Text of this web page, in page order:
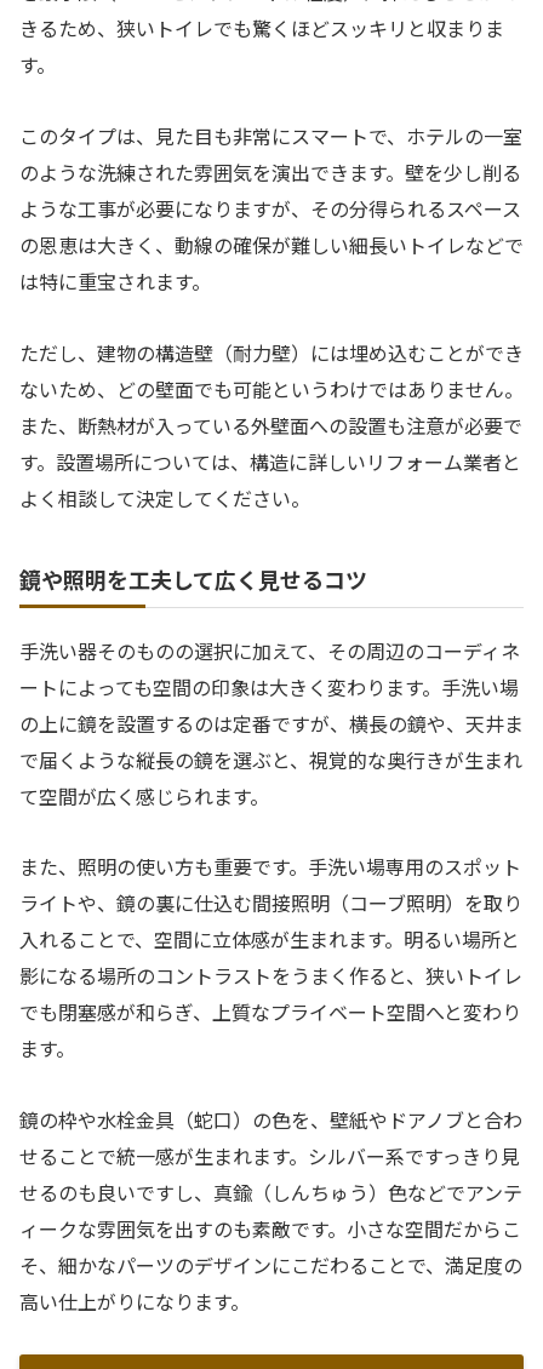
きるため、狭いトイレでも驚くほどスッキリと収まりま
す。
このタイプは、見た目も非常にスマートで、ホテルの一室
のような洗練された雰囲気を演出できます。壁を少し削る
ような工事が必要になりますが、その分得られるスペース
の恩恵は大きく、動線の確保が難しい細長いトイレなどで
は特に重宝されます。
ただし、建物の構造壁（耐力壁）には埋め込むことができ
ないため、どの壁面でも可能というわけではありません。
また、断熱材が入っている外壁面への設置も注意が必要で
す。設置場所については、構造に詳しいリフォーム業者と
よく相談して決定してください。
鏡や照明を工夫して広く見せるコツ
手洗い器そのものの選択に加えて、その周辺のコーディネ
ートによっても空間の印象は大きく変わります。手洗い場
の上に鏡を設置するのは定番ですが、横長の鏡や、天井ま
で届くような縦長の鏡を選ぶと、視覚的な奥行きが生まれ
て空間が広く感じられます。
また、照明の使い方も重要です。手洗い場専用のスポット
ライトや、鏡の裏に仕込む間接照明（コーブ照明）を取り
入れることで、空間に立体感が生まれます。明るい場所と
影になる場所のコントラストをうまく作ると、狭いトイレ
でも閉塞感が和らぎ、上質なプライベート空間へと変わり
ます。
鏡の枠や水栓金具（蛇口）の色を、壁紙やドアノブと合わ
せることで統一感が生まれます。シルバー系ですっきり見
せるのも良いですし、真鍮（しんちゅう）色などでアンテ
ィークな雰囲気を出すのも素敵です。小さな空間だからこ
そ、細かなパーツのデザインにこだわることで、満足度の
高い仕上がりになります。